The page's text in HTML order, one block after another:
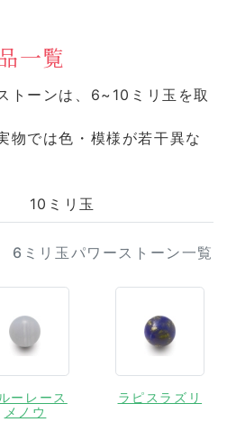
一覧
トーンは、6~10ミリ玉を取
物では色・模様が若干異な
10ミリ玉
6ミリ玉パワーストーン一覧
ーレース
メノウ
ラピスラズリ